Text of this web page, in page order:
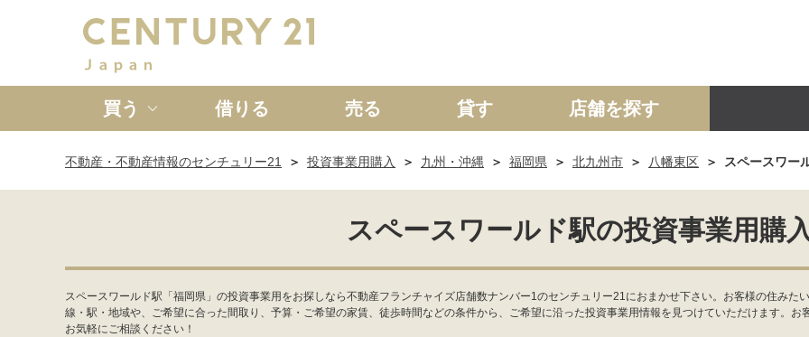
買う
新築一戸建て 中古一戸建て マンション 土地 事業投資用
借りる 売る 貸す 店舗を探す
不動産・不動産情報のセンチュリー21 投資事業用購入 九州・沖縄 福岡県 北九州市 八幡東区 スペースワー
スペースワールド駅の投資事業用購
スペースワールド駅「福岡県」の投資事業用をお探しなら不動産フランチャイズ店舗数ナンバー1のセンチュリー21におまかせ下さい。お客様の住み
線・駅・地域や、ご希望に合った間取り、予算・ご希望の家賃、徒歩時間などの条件から、ご希望に沿った投資事業用情報を見つけていただけます。
お気軽にご相談ください！